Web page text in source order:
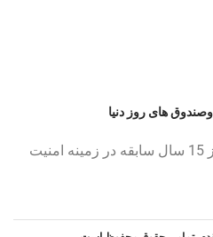
های روز دنیا
فروشگاه خیر مقدم با بیش از 15 سال سابقه در زمینه امنیت